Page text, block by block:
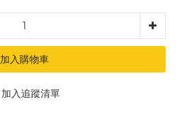
加入購物車
加入追蹤清單